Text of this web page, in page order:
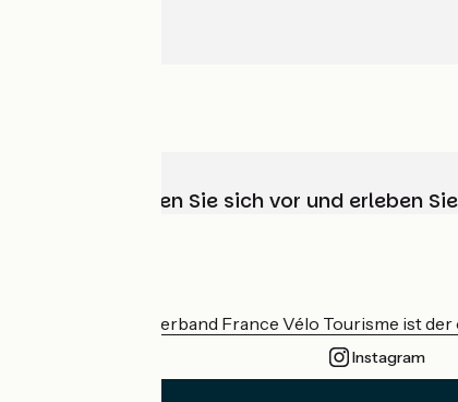
Wählen, bereiten Sie sich vor und erleben
Der nationale Verband France Vélo Tourisme ist
Instagram